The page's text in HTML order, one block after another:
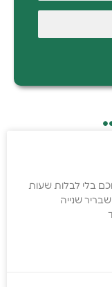
בלי לבלות שעות
שנייה